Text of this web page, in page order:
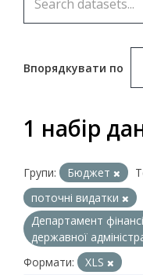
Впорядкувати по
1 набір
Групи: Бюджет
поточні видатки
Департамент
державної
Формати:
XLS